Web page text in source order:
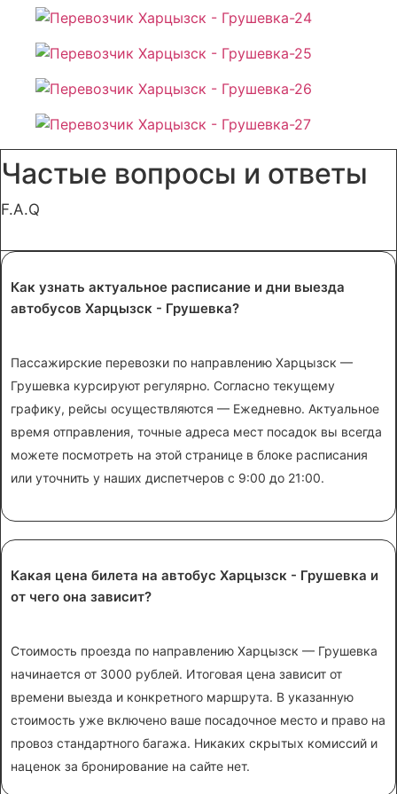
Частые вопросы и ответы
F.A.Q
Как узнать актуальное расписание и дни выезда
автобусов Харцызск - Грушевка?
Пассажирские перевозки по направлению Харцызск —
Грушевка курсируют регулярно. Согласно текущему
графику, рейсы осуществляются — Ежедневно. Актуальное
время отправления, точные адреса мест посадок вы всегда
можете посмотреть на этой странице в блоке расписания
или уточнить у наших диспетчеров с 9:00 до 21:00.
Какая цена билета на автобус Харцызск - Грушевка и
от чего она зависит?
Стоимость проезда по направлению Харцызск — Грушевка
начинается от 3000 рублей. Итоговая цена зависит от
времени выезда и конкретного маршрута. В указанную
стоимость уже включено ваше посадочное место и право на
провоз стандартного багажа. Никаких скрытых комиссий и
наценок за бронирование на сайте нет.